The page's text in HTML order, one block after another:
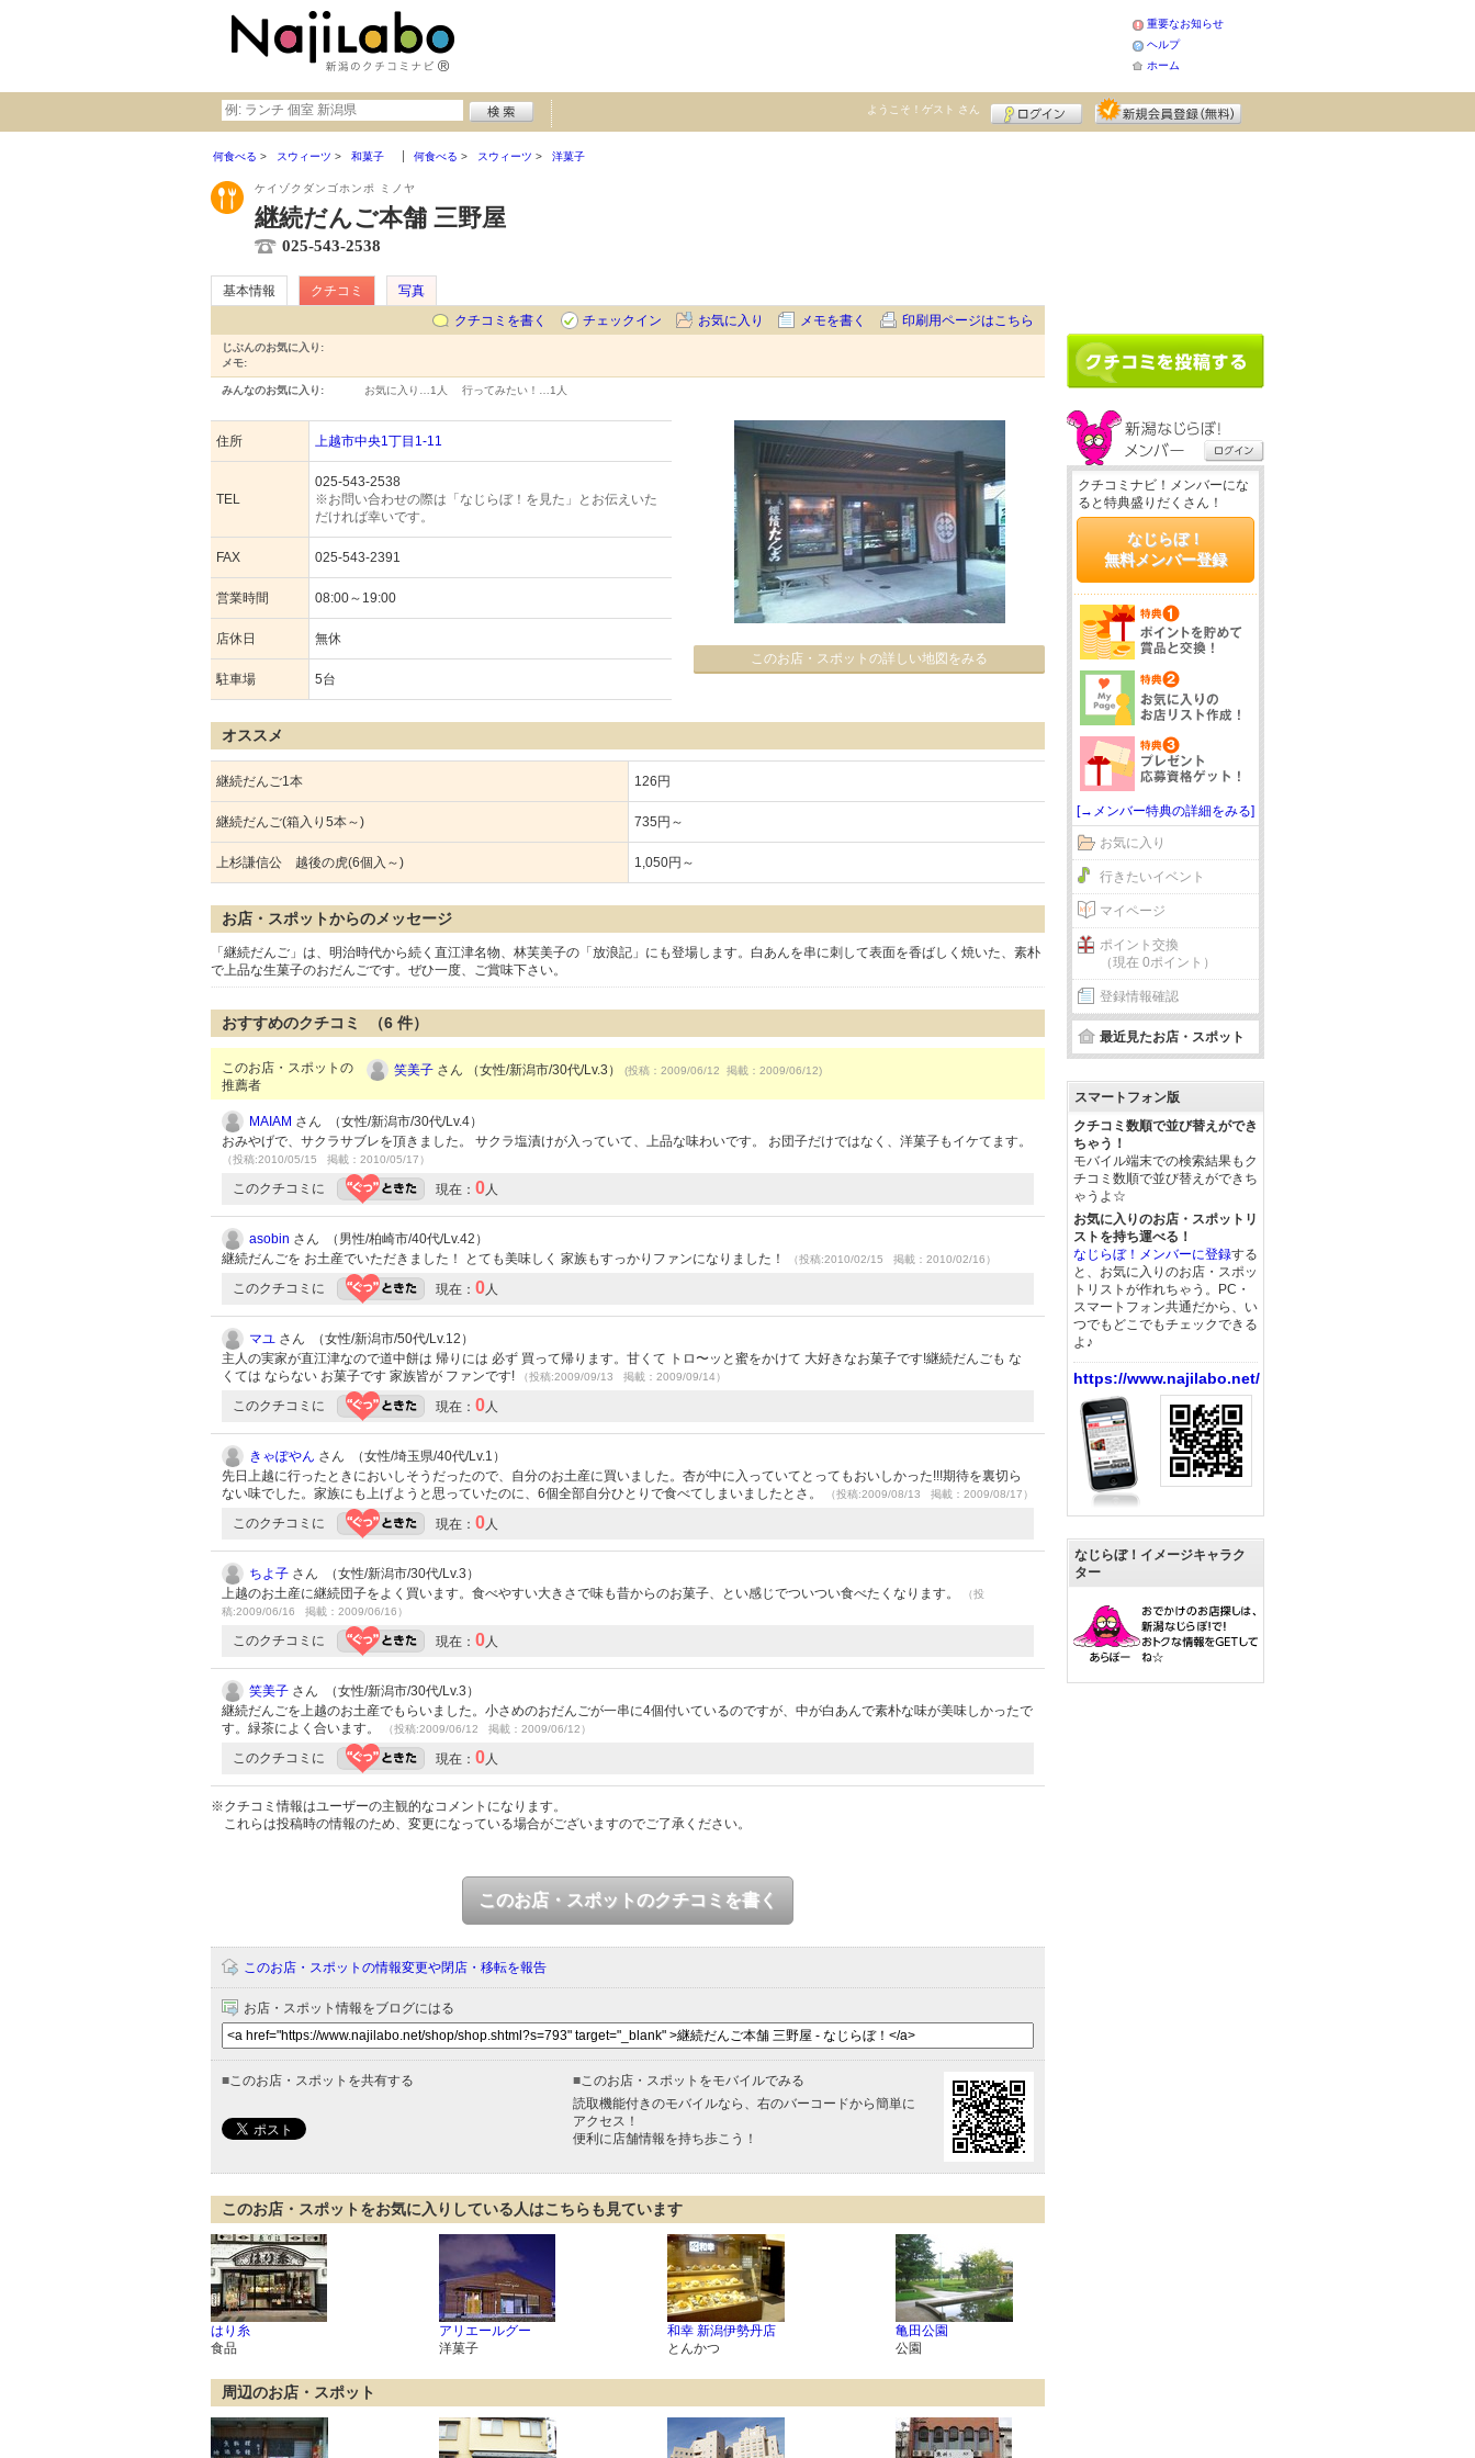
重要なお知らせ
ヘルプ
ホーム
ようこそ！ ゲスト さん
何食べる スウィーツ 和菓子 何食べる スウィーツ 洋菓子
ケイゾクダンゴホンポ ミノヤ
継続だんご本舗 三野屋
025-543-2538
基本情報 クチコミ
写真
クチコミを書く
チェックイン お気に入り メモを書く 印刷用ページはこちら
じぶんのお気に入り:
メモ:
みんなのお気に入り: お気に入り… 1人 行ってみたい！… 1人
住所 上越市中央1丁目1-11
TEL
025-543-2538
※お問い合わせの際は「なじらぼ！を見た」とお伝えいた
だければ幸いです。
FAX 025-543-2391
営業時間 08:00～19:00
店休日 無休
駐車場 5台
このお店・スポットの詳しい地図をみる
オススメ
継続だんご1本 126円
継続だんご(箱入り5本～) 735円～
上杉謙信公 越後の虎(6個入～) 1,050円～
お店・スポットからのメッセージ
「継続だんご」は、明治時代から続く直江津名物、林芙美子の「放浪記」にも登場します。白あんを串に刺して表面を香ばしく焼いた、素朴
で上品な生菓子のおだんごです。ぜひ一度、ご賞味下さい。
おすすめのクチコミ （6 件）
このお店・スポットの
推薦者
笑美子 さん （女性/新潟市/30代/Lv.3） (投稿：2009/06/12 掲載：2009/06/12)
MAIAM さん （女性/新潟市/30代/Lv.4）
おみやげで、サクラサブレを頂きました。 サクラ塩漬けが入っていて、上品な味わいです。 お団子だけではなく、洋菓子もイケてます。
（投稿:2010/05/15 掲載：2010/05/17）
このクチコミに 現在： 0人
asobin さん （男性/柏崎市/40代/Lv.42）
継続だんごを お土産でいただきました！ とても美味しく 家族もすっかりファンになりました！
（投稿:2010/02/15 掲載：2010/02/16）
このクチコミに 現在： 0人
マユ さん （女性/新潟市/50代/Lv.12）
主人の実家が直江津なので道中餅は 帰りには 必ず 買って帰ります。甘くて トロ〜ッと蜜をかけて 大好きなお菓子です!継続だんごも な
くては ならない お菓子です 家族皆が ファンです!
（投稿:2009/09/13 掲載：2009/09/14）
このクチコミに 現在： 0人
きゃぽやん さん （女性/埼玉県/40代/Lv.1）
先日上越に行ったときにおいしそうだったので、自分のお土産に買いました。杏が中に入っていてとってもおいしかった!!!期待を裏切ら
ない味でした。家族にも上げようと思っていたのに、6個全部自分ひとりで食べてしまいましたとさ。
（投稿:2009/08/13 掲載：2009/08/17）
このクチコミに 現在： 0人
ちよ子 さん （女性/新潟市/30代/Lv.3）
上越のお土産に継続団子をよく買います。食べやすい大きさで味も昔からのお菓子、とい感じでついつい食べたくなります。
（投
稿:2009/06/16 掲載：2009/06/16）
このクチコミに 現在： 0人
笑美子 さん （女性/新潟市/30代/Lv.3）
継続だんごを上越のお土産でもらいました。小さめのおだんごが一串に4個付いているのですが、中が白あんで素朴な味が美味しかったで
す。緑茶によく合います。
（投稿:2009/06/12 掲載：2009/06/12）
このクチコミに 現在： 0人
※クチコミ情報はユーザーの主観的なコメントになります。
これらは投稿時の情報のため、変更になっている場合がございますのでご了承ください。
このお店・スポットのクチコミを書く
このお店・スポットの情報変更や閉店・移転を報告
お店・スポット情報をブログにはる
■このお店・スポットを共有する ■このお店・スポットをモバイルでみる
読取機能付きのモバイルなら、右のバーコードから簡単に
アクセス！
便利に店舗情報を持ち歩こう！
このお店・スポットをお気に入りしている人はこちらも見ています
はり糸
食品
アリエールグー
洋菓子
和幸 新潟伊勢丹店
とんかつ
亀田公園
公園
周辺のお店・スポット
クチコミナビ！メンバーにな
ると特典盛りだくさん！
なじらぼ！
無料メンバー登録
[→メンバー特典の詳細をみる]
お気に入り
行きたいイベント
マイページ
ポイント交換
（現在 0ポイント）
登録情報確認
最近見たお店・スポット
スマートフォン版
クチコミ数順で並び替えができ
ちゃう！
モバイル端末での検索結果もク
チコミ数順で並び替えができち
ゃうよ☆
お気に入りのお店・スポットリ
ストを持ち運べる！
なじらぼ！メンバーに登録する
と、お気に入りのお店・スポッ
トリストが作れちゃう。PC・
スマートフォン共通だから、い
つでもどこでもチェックできる
よ♪
https://www.najilabo.net/
なじらぼ！イメージキャラク
ター